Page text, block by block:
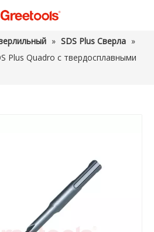
» SDS Plus Сверла »
Plus Quadro с твердосплавными